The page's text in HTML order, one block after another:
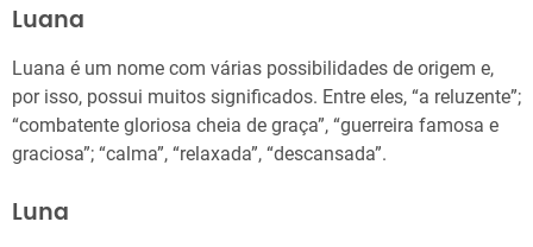
Luana
Luana é um nome com várias possibilidades de origem e,
por isso, possui muitos significados. Entre eles, “a reluzente”;
“combatente gloriosa cheia de graça”, “guerreira famosa e
graciosa”; “calma”, “relaxada”, “descansada”.
Luna